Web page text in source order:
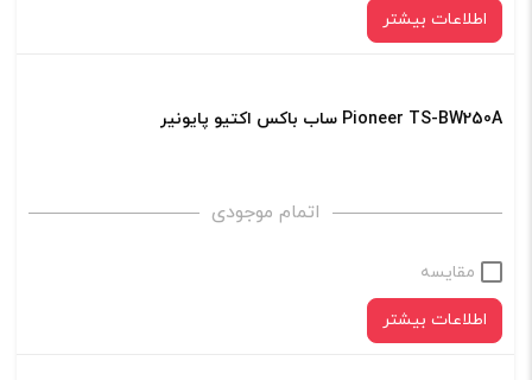
اطلاعات بیشتر
Pioneer TS-BW250A ساب باکس اکتیو پایونیر
اتمام موجودی
مقایسه
اطلاعات بیشتر